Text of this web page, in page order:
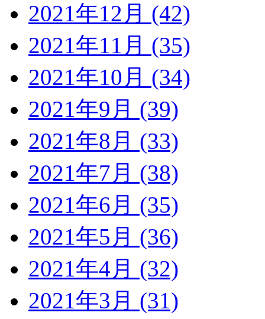
2021年12月 (42)
2021年11月 (35)
2021年10月 (34)
2021年9月 (39)
2021年8月 (33)
2021年7月 (38)
2021年6月 (35)
2021年5月 (36)
2021年4月 (32)
2021年3月 (31)